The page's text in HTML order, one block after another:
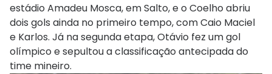
estádio Amadeu Mosca, em Salto, e o Coelho abriu
dois gols ainda no primeiro tempo, com Caio Maciel
e Karlos. Já na segunda etapa, Otávio fez um gol
olímpico e sepultou a classificação antecipada do
time mineiro.